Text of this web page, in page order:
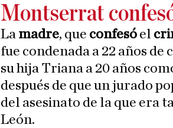
Montserrat
La madre, que confesó el
fue condenada a 22 años
su hija Triana a 20 años
después de que un jurado
del asesinato de la que era
León.